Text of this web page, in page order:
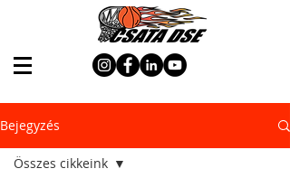
Bejegyzés
Összes cikkeink